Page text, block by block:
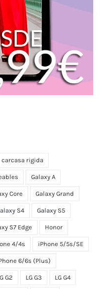
carcasa rigida
Galaxy A
Core Galaxy Grand
S4 Galaxy S5
S7 Edge Honor
4/4s iPhone 5/5s/SE
6/6s (Plus)
G2 LG G3 LG G4